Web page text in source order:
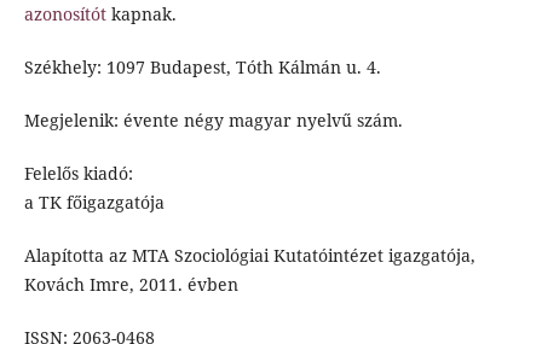
azonosítótkapnak.
Székhely: 1097 Budapest, Tóth Kálmán u. 4.
Megjelenik: évente négy magyar nyelvű szám.
Felelős kiadó:
a TK főigazgatója
Alapította az MTA Szociológiai Kutatóintézet igazgatója,
Kovách Imre, 2011. évben
ISSN: 2063-0468